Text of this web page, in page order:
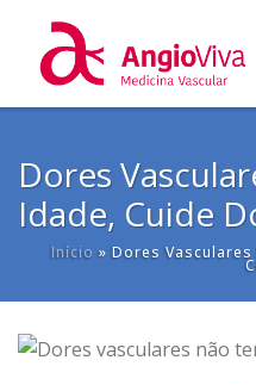
Dores
Idade, Cuide
Início »Dores Vasculares